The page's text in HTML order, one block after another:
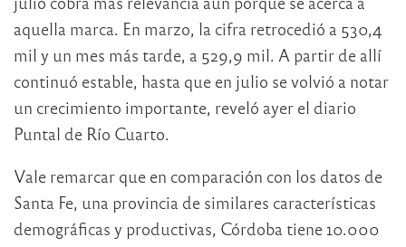
aquella marca. En marzo, la cifra retrocedió a 530,4
mil y un mes más tarde, a 529,9 mil. A partir de allí
continuó estable, hasta que en julio se volvió a notar
un crecimiento importante, reveló ayer el diario
Puntal de Río Cuarto.
Vale remarcar que en comparación con los datos de
Santa Fe, una provincia de similares características
demográficas y productivas, Córdoba tiene 10.000